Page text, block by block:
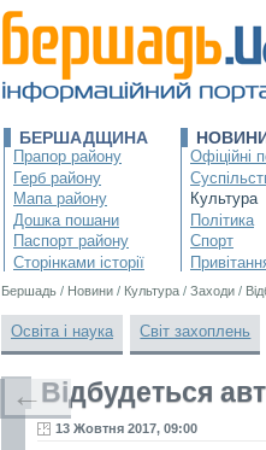
БЕРШАДЩИНА
Прапор району
Герб району
Мапа району
Дошка пошани
Паспорт району
Сторінками історії
Офіційні
Культура
Політика
Спорт
Бершадь / Новини / Культура / Заходи /
Освіта і наука Світ захоплень
Відбудеться
13 Жовтня 2017, 09:00
←